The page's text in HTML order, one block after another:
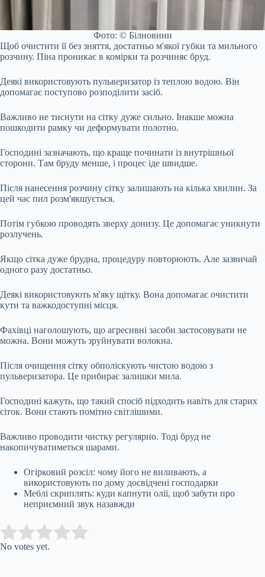
Фото: © Білновини
Щоб очистити її без зняття, достатньо м'якої губки та мильного
розчину. Піна проникає в комірки та розчиняє бруд.
Деякі використовують пульверизатор із теплою водою. Він
допомагає поступово розподілити засіб.
Важливо не тиснути на сітку дуже сильно. Інакше можна
пошкодити рамку чи деформувати полотно.
Господині зазначають, що краще починати із внутрішньої
сторони. Там бруду менше, і процес іде швидше.
Після нанесення розчину сітку залишають на кілька хвилин. За
цей час пил розм'якшується.
Потім губкою проводять зверху донизу. Це допомагає уникнути
розлучень.
Якщо сітка дуже брудна, процедуру повторюють. Але зазвичай
одного разу достатньо.
Деякі використовують м'яку щітку. Вона допомагає очистити
кути та важкодоступні місця.
Фахівці наголошують, що агресивні засоби застосовувати не
можна. Вони можуть зруйнувати волокна.
Після очищення сітку обполіскують чистою водою з
пульверизатора. Це прибирає залишки мила.
Господині кажуть, що такий спосіб підходить навіть для старих
сіток. Вони стають помітно світлішими.
Важливо проводити чистку регулярно. Тоді бруд не
накопичуватиметься шарами.
Огірковий розсіл: чому його не виливають, а
використовують по дому досвідчені господарки
Меблі скриплять: куди капнути олії, щоб забути про
неприємний звук назавжди
Rate this item:
No votes yet.